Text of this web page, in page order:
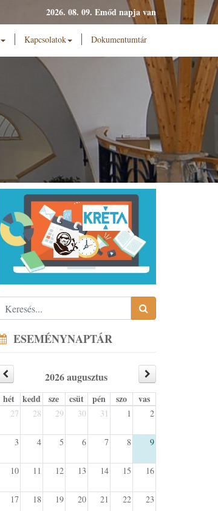
2026. 08. 09. Emőd napja van
Kapcsolatok Dokumentumtár
ESEMÉNYNAPTÁR
2026 augusztus
hét kedd sze csüt pén szo vas
27 28 29 30 31 1 2
3 4 5 6 7 8 9
10 11 12 13 14 15 16
17 18 19 20 21 22 23